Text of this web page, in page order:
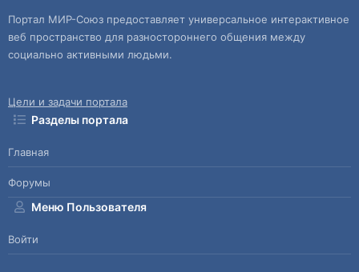
Портал МИР-Союз предоставляет универсальное интерактивное
веб пространство для разностороннего общения между
социально активными людьми.
Цели и задачи портала
Разделы портала
Главная
Форумы
Меню Пользователя
Войти